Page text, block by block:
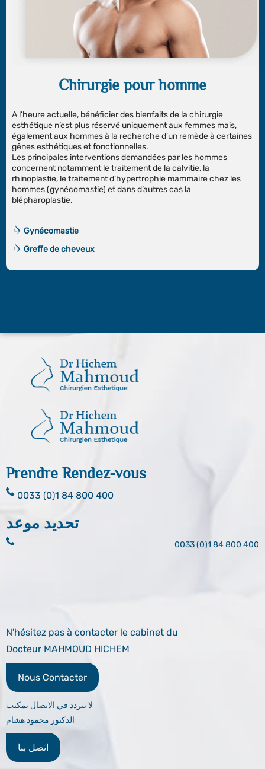
Chirurgie pour homme
A l’heure actuelle, bénéficier des bienfaits de la chirurgie
esthétique n’est plus réservé uniquement aux femmes mais,
également aux hommes à la recherche d’un remède à certaines
gênes esthétiques et fonctionnelles.
Les principales interventions demandées par les hommes
concernent notamment le traitement de la calvitie, la
rhinoplastie, le traitement d’hypertrophie mammaire chez les
hommes (gynécomastie) et dans d’autres cas la
blépharoplastie.
Gynécomastie
Greffe de cheveux
Prendre Rendez-vous
0033 (0)1 84 800 400
تحديد موعد
0033 (0)1 84 800 400
N'hésitez pas à contacter le cabinet du
Docteur MAHMOUD HICHEM
Nous Contacter
لا تتردد في الاتصال بمكتب
الدكتور محمود هشام
اتصل بنا